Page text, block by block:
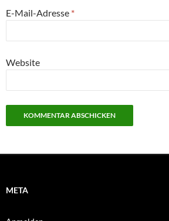
E-Mail-Adresse *
Website
META